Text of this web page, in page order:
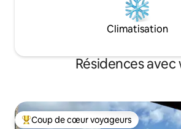
Climatisation
Résidences avec
Coups de cœur voyageurs les plus
Coup de cœur voyageurs